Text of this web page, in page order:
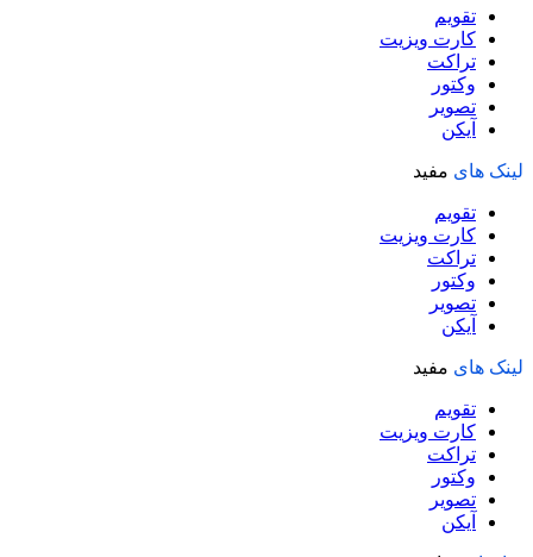
تقویم
کارت ویزیت
تراکت
وکتور
تصویر
آیکن
لینک های مفید
تقویم
کارت ویزیت
تراکت
وکتور
تصویر
آیکن
لینک های مفید
تقویم
کارت ویزیت
تراکت
وکتور
تصویر
آیکن